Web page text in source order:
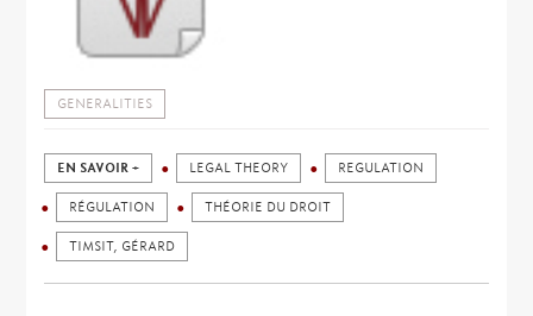
GENERALITIES
EN SAVOIR + LEGAL THEORY REGULATION
RÉGULATION THÉORIE DU DROIT
TIMSIT, GÉRARD